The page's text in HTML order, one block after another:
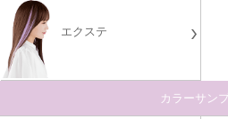
エクステ
カラーサン